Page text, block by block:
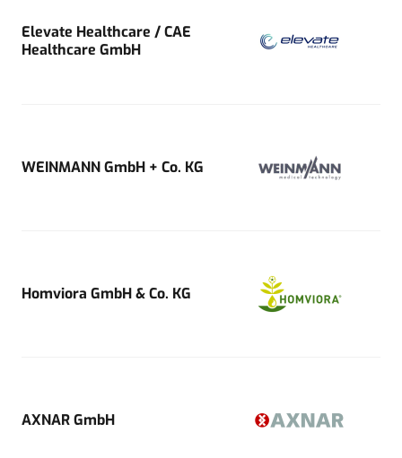
Elevate Healthcare / CAE
Healthcare GmbH
WEINMANN GmbH + Co. KG
Homviora GmbH & Co. KG
AXNAR GmbH